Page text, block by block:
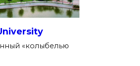
«колыбелью